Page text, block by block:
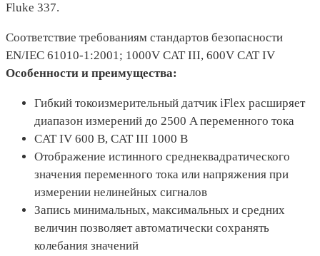
Fluke 337.
Соответствие требованиям стандартов безопасности
EN/IEC 61010-1:2001; 1000V CAT III, 600V CAT IV
Особенности и преимущества:
Гибкий токоизмерительный датчик iFlex расширяет
диапазон измерений до 2500 A переменного тока
CAT IV 600 В, CAT III 1000 В
Отображение истинного среднеквадратического
значения переменного тока или напряжения при
измерении нелинейных сигналов
Запись минимальных, максимальных и средних
величин позволяет автоматически сохранять
колебания значений